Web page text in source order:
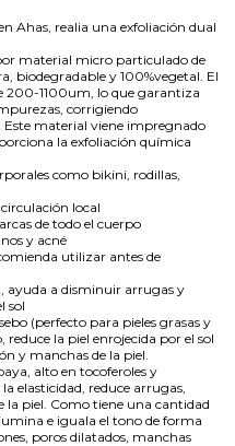
Ahas, realia una exfoliación dual
material micro particulado de
biodegradable y 100%vegetal. El
200-1100um, lo que garantiza
corrigiendo
Este material viene impregnado
la exfoliación química
como bikini, rodillas,
local
de todo el cuerpo
y acné
utilizar antes de
ayuda a disminuir arrugas y
sol
(perfecto para pieles grasas y
la piel enrojecida por el sol
y manchas de la piel.
alto en tocoferoles y
elasticidad, reduce arrugas,
la piel. Como tiene una cantidad
e iguala el tono de forma
poros dilatados, manchas